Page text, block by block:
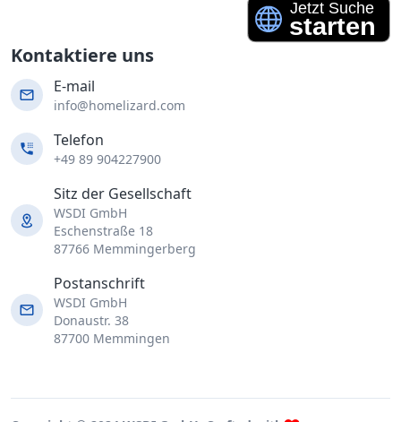
Kontaktiere uns
E-mail
info@homelizard.com
Telefon
+49 89 904227900
Sitz der Gesellschaft
WSDI GmbH
Eschenstraße 18
87766 Memmingerberg
Postanschrift
WSDI GmbH
Donaustr. 38
87700 Memmingen